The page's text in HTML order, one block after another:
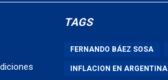
TAGS
FERNANDO BÁEZ SOSA
INFLACION EN ARGENTINA